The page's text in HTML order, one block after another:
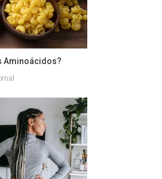
Aminoácidos?